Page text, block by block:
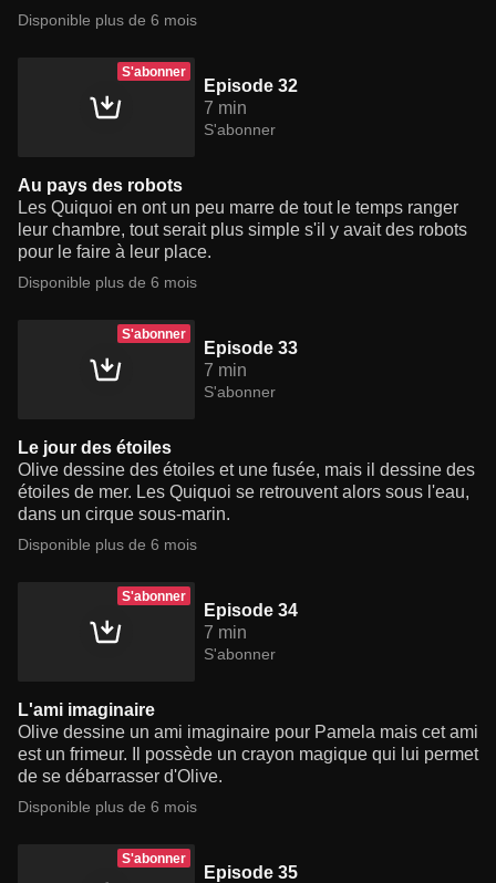
Disponible plus de 6 mois
S'abonner
Episode 32
7 min
S'abonner
Au pays des robots
Les Quiquoi en ont un peu marre de tout le temps ranger
leur chambre, tout serait plus simple s'il y avait des robots
pour le faire à leur place.
Disponible plus de 6 mois
S'abonner
Episode 33
7 min
S'abonner
Le jour des étoiles
Olive dessine des étoiles et une fusée, mais il dessine des
étoiles de mer. Les Quiquoi se retrouvent alors sous l'eau,
dans un cirque sous-marin.
Disponible plus de 6 mois
S'abonner
Episode 34
7 min
S'abonner
L'ami imaginaire
Olive dessine un ami imaginaire pour Pamela mais cet ami
est un frimeur. Il possède un crayon magique qui lui permet
de se débarrasser d'Olive.
Disponible plus de 6 mois
S'abonner
Episode 35